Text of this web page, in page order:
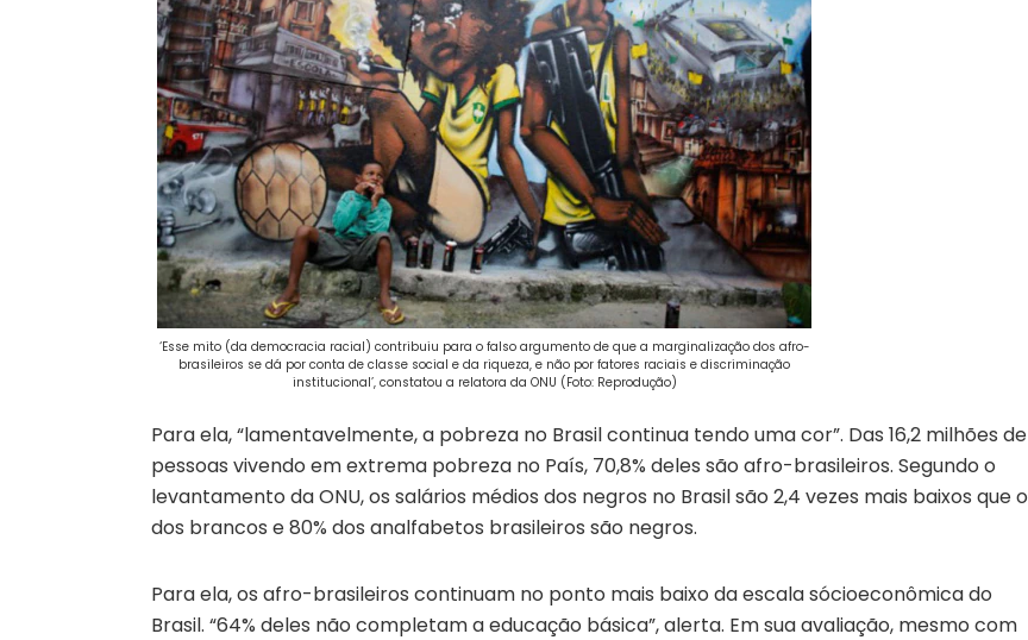
‘Esse mito (da democracia racial) contribuiu para o falso argumento de que a marginalização dos afro-
brasileiros se dá por conta de classe social e da riqueza, e não por fatores raciais e discriminação
institucional’, constatou a relatora da ONU (Foto: Reprodução)
Para ela, “lamentavelmente, a pobreza no Brasil continua tendo uma cor”. Das 16,2 milhões de
pessoas vivendo em extrema pobreza no País, 70,8% deles são afro-brasileiros. Segundo o
levantamento da ONU, os salários médios dos negros no Brasil são 2,4 vezes mais baixos que o
dos brancos e 80% dos analfabetos brasileiros são negros.
Para ela, os afro-brasileiros continuam no ponto mais baixo da escala sócioeconômica do
Brasil. “64% deles não completam a educação básica”, alerta. Em sua avaliação, mesmo com